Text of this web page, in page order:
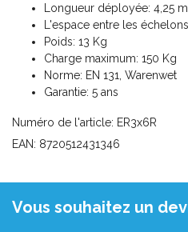
Longueur déployée: 4,25 m
L'espace entre les
Poids: 13 Kg
Charge maximum: 150 Kg
Norme: EN 131, Warenwet
Garantie: 5 ans
Numéro de l'article: ER3x6R
EAN: 8720512431346
Vous souhaitez un